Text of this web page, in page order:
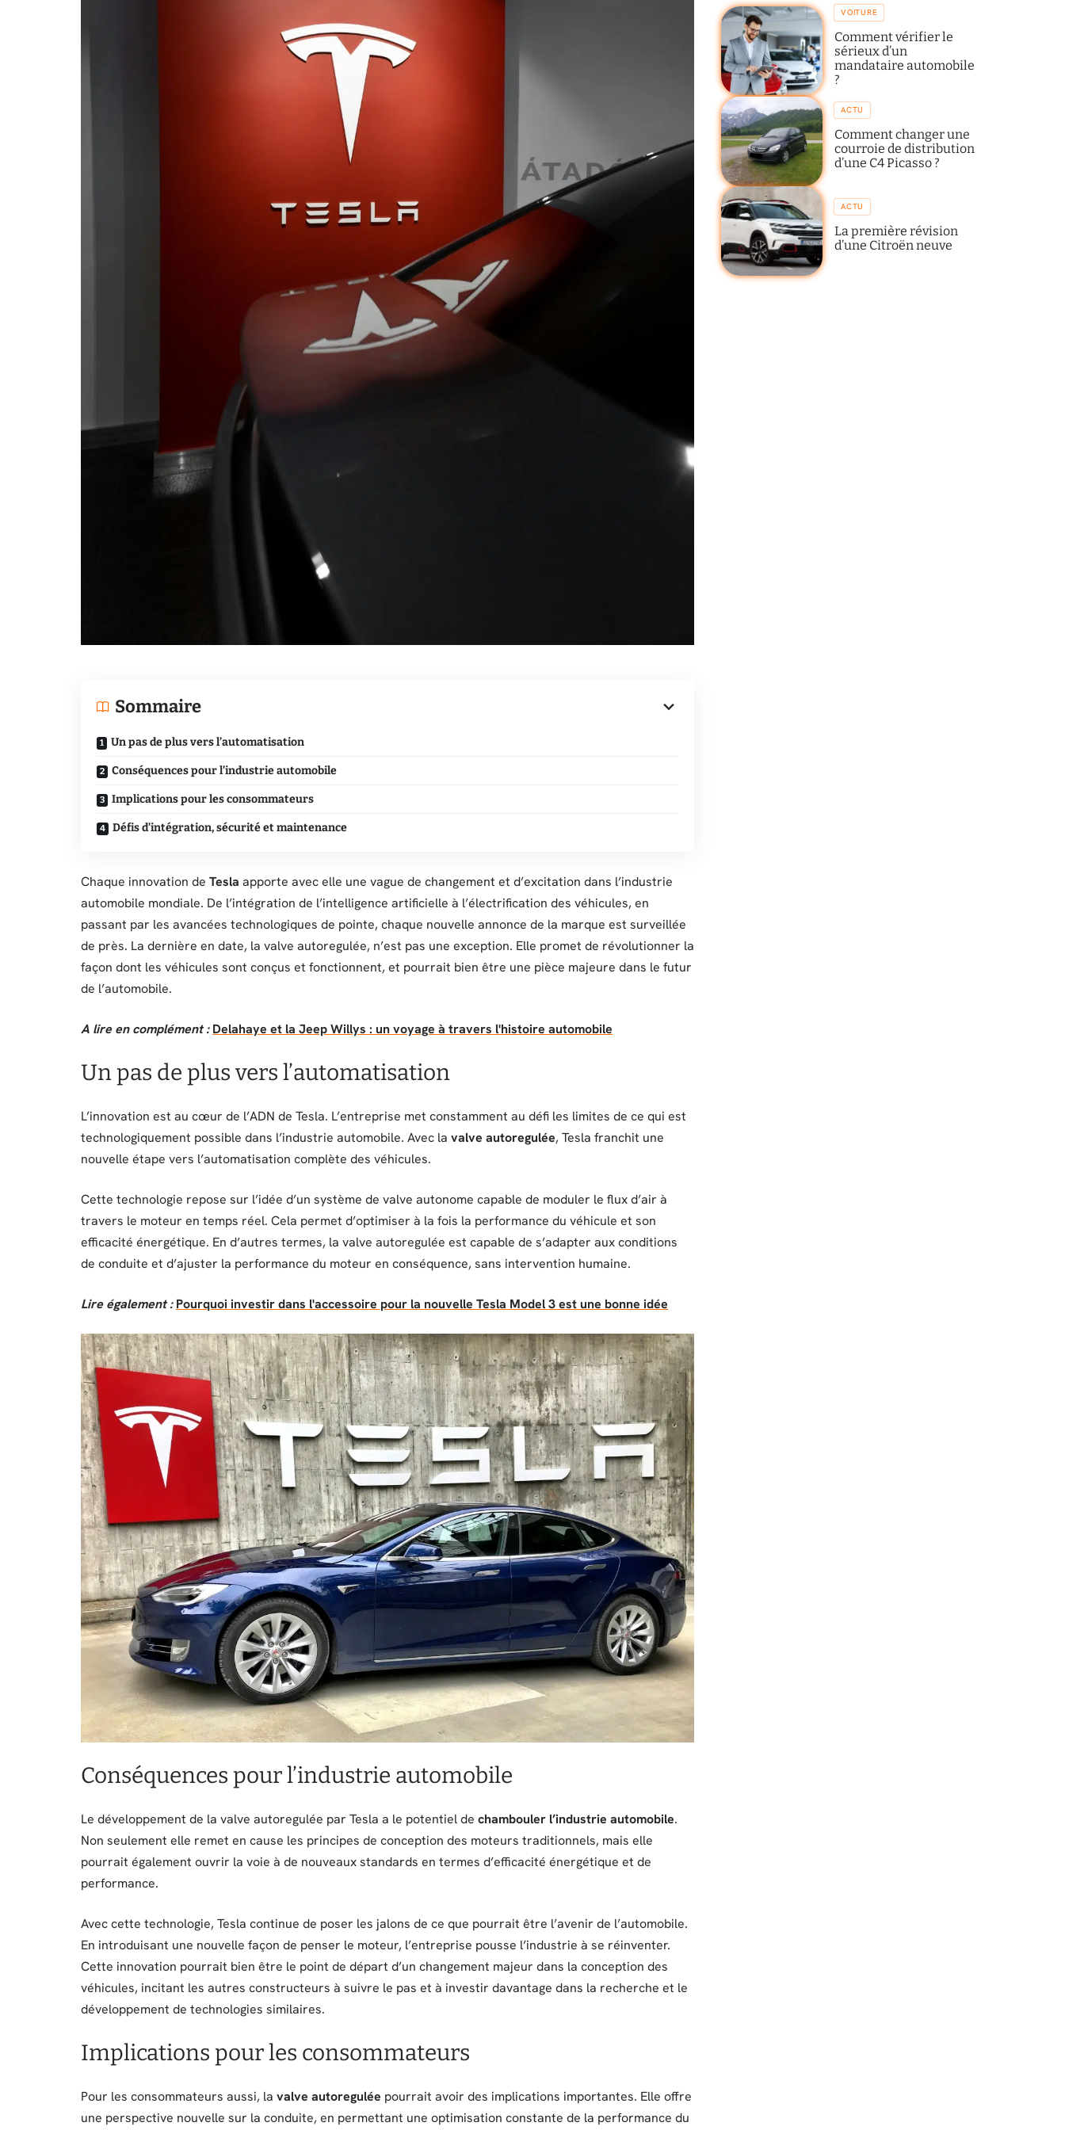
Sommaire
Un pas de plus vers l’automatisation
Conséquences pour l’industrie automobile
Implications pour les consommateurs
Défis d’intégration, sécurité et maintenance
Chaque innovation de Tesla apporte avec elle une vague de changement et d’excitation dans l’industrie
automobile mondiale. De l’intégration de l’intelligence artificielle à l’électrification des véhicules, en
passant par les avancées technologiques de pointe, chaque nouvelle annonce de la marque est surveillée
de près. La dernière en date, la valve autoregulée, n’est pas une exception. Elle promet de révolutionner la
façon dont les véhicules sont conçus et fonctionnent, et pourrait bien être une pièce majeure dans le futur
de l’automobile.
A lire en complément : Delahaye et la Jeep Willys : un voyage à travers l'histoire automobile
Un pas de plus vers l’automatisation
L’innovation est au cœur de l’ADN de Tesla. L’entreprise met constamment au défi les limites de ce qui est
technologiquement possible dans l’industrie automobile. Avec la valve autoregulée, Tesla franchit une
nouvelle étape vers l’automatisation complète des véhicules.
Cette technologie repose sur l’idée d’un système de valve autonome capable de moduler le flux d’air à
travers le moteur en temps réel. Cela permet d’optimiser à la fois la performance du véhicule et son
efficacité énergétique. En d’autres termes, la valve autoregulée est capable de s’adapter aux conditions
de conduite et d’ajuster la performance du moteur en conséquence, sans intervention humaine.
Lire également : Pourquoi investir dans l'accessoire pour la nouvelle Tesla Model 3 est une bonne idée
Conséquences pour l’industrie automobile
Le développement de la valve autoregulée par Tesla a le potentiel de chambouler l’industrie automobile.
Non seulement elle remet en cause les principes de conception des moteurs traditionnels, mais elle
pourrait également ouvrir la voie à de nouveaux standards en termes d’efficacité énergétique et de
performance.
Avec cette technologie, Tesla continue de poser les jalons de ce que pourrait être l’avenir de l’automobile.
En introduisant une nouvelle façon de penser le moteur, l’entreprise pousse l’industrie à se réinventer.
Cette innovation pourrait bien être le point de départ d’un changement majeur dans la conception des
véhicules, incitant les autres constructeurs à suivre le pas et à investir davantage dans la recherche et le
développement de technologies similaires.
Implications pour les consommateurs
Pour les consommateurs aussi, la valve autoregulée pourrait avoir des implications importantes. Elle offre
une perspective nouvelle sur la conduite, en permettant une optimisation constante de la performance du
VOITURE
Comment vérifier le
sérieux d’un
mandataire automobile
?
ACTU
Comment changer une
courroie de distribution
d’une C4 Picasso ?
ACTU
La première révision
d’une Citroën neuve